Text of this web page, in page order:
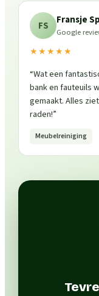
FS Fransje
Google
★★★★★
“Wat een
bank en fauteuils
gemaakt. Alles
raden!”
Meubelreiniging